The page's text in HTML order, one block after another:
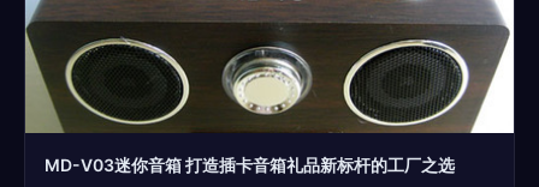
MD-V03迷你音箱 打造插卡音箱礼品新标杆的工厂之选